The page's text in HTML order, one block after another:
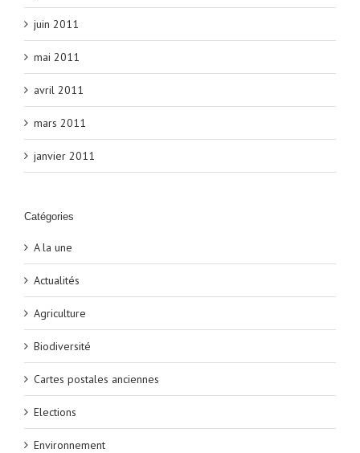
juin 2011
mai 2011
avril 2011
mars 2011
janvier 2011
Catégories
A la une
Actualités
Agriculture
Biodiversité
Cartes postales anciennes
Elections
Environnement